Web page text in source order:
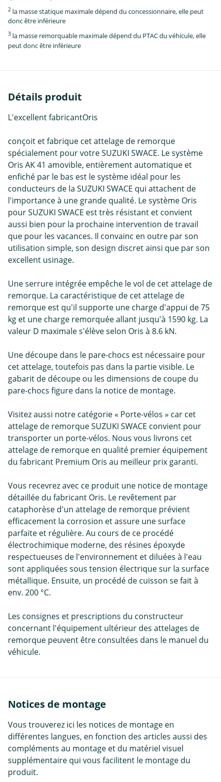
2 la masse statique maximale dépend du concessionnaire, elle peut
donc être inférieure
3 la masse remorquable maximale dépend du PTAC du véhicule, elle
peut donc être inférieure
Détails produit
L'excellent fabricantOris
conçoit et fabrique cet attelage de remorque
spécialement pour votre SUZUKI SWACE. Le système
Oris AK 41 amovible, entièrement automatique et
enfiché par le bas est le système idéal pour les
conducteurs de la SUZUKI SWACE qui attachent de
l'importance à une grande qualité. Le système Oris
pour SUZUKI SWACE est très résistant et convient
aussi bien pour la prochaine intervention de travail
que pour les vacances. Il convainc en outre par son
utilisation simple, son design discret ainsi que par son
excellent usinage.
Une serrure intégrée empêche le vol de cet attelage de
remorque. La caractéristique de cet attelage de
remorque est qu'il supporte une charge d'appui de 75
kg et une charge remorquée allant jusqu'à 1590 kg. La
valeur D maximale s'élève selon Oris à 8.6 kN.
Une découpe dans le pare-chocs est nécessaire pour
cet attelage, toutefois pas dans la partie visible. Le
gabarit de découpe ou les dimensions de coupe du
pare-chocs figure dans la notice de montage.
Visitez aussi notre catégorie « Porte-vélos » car cet
attelage de remorque SUZUKI SWACE convient pour
transporter un porte-vélos. Nous vous livrons cet
attelage de remorque en qualité premier équipement
du fabricant Premium Oris au meilleur prix garanti.
Vous recevrez avec ce produit une notice de montage
détaillée du fabricant Oris. Le revêtement par
cataphorèse d'un attelage de remorque prévient
efficacement la corrosion et assure une surface
parfaite et régulière. Au cours de ce procédé
électrochimique moderne, des résines époxyde
respectueuses de l'environnement et diluées à l'eau
sont appliquées sous tension électrique sur la surface
métallique. Ensuite, un procédé de cuisson se fait à
env. 200 °C.
Les consignes et prescriptions du constructeur
concernant l'équipement ultérieur des attelages de
remorque peuvent être consultées dans le manuel du
véhicule.
Notices de montage
Vous trouverez ici les notices de montage en
différentes langues, en fonction des articles aussi des
compléments au montage et du matériel visuel
supplémentaire qui vous facilitent le montage du
produit.